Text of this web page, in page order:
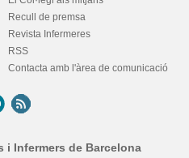
Recull de premsa
Revista Infermeres
RSS
Contacta amb l'àrea de comunicació
i Infermers de Barcelona